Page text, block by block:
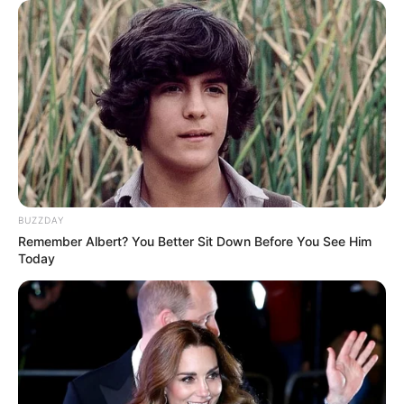
BUZZDAY
Remember Albert? You Better Sit Down Before You See Him
Today